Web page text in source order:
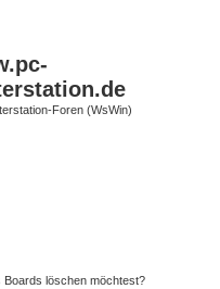
Foren (WsWin)
Boards löschen möchtest?